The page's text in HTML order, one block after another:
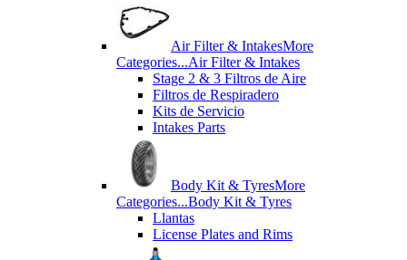
Air Filter & IntakesMore
Categories...Air Filter & Intakes
Stage 2 & 3 Filtros de Aire
Filtros de Respiradero
Kits de Servicio
Intakes Parts
Body Kit & TyresMore
Categories...Body Kit & Tyres
Llantas
License Plates and Rims